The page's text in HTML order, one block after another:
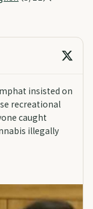
insisted on
recreational
caught
illegally